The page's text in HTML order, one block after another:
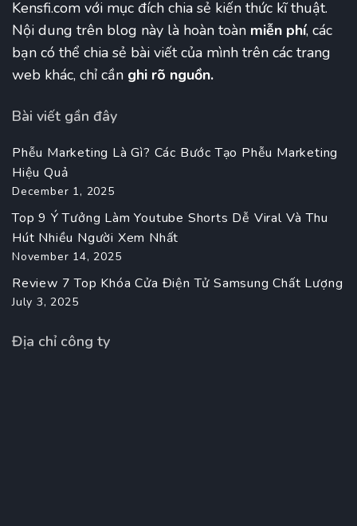
Kensfi.com với mục đích chia sẻ kiến thức kĩ thuật.
Nội dung trên blog này là hoàn toàn miễn phí, các
bạn có thể chia sẻ bài viết của mình trên các trang
web khác, chỉ cần ghi rõ nguồn.
Bài viết gần đây
Phễu Marketing Là Gì? Các Bước Tạo Phễu Marketing
Hiệu Quả
December 1, 2025
Top 9 Ý Tưởng Làm Youtube Shorts Dễ Viral Và Thu
Hút Nhiều Người Xem Nhất
November 14, 2025
Review 7 Top Khóa Cửa Điện Tử Samsung Chất Lượng
July 3, 2025
Địa chỉ công ty